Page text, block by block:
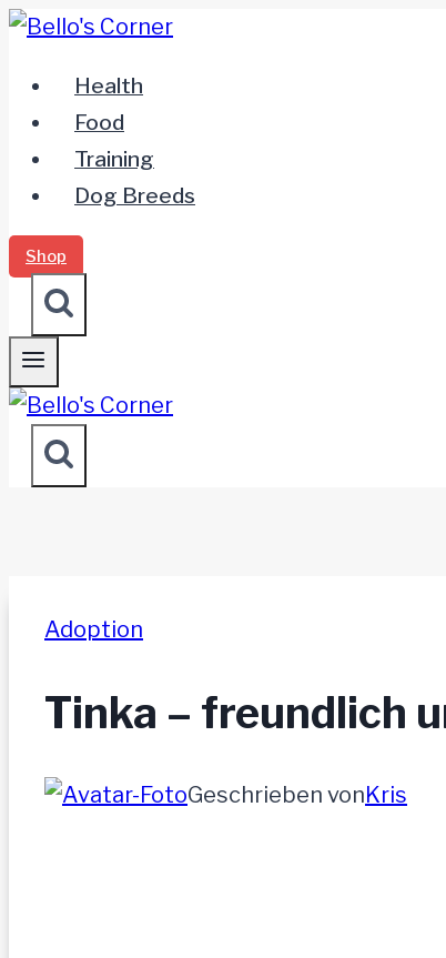
Zum
springenHealth
Food
Training
Dog Breeds
Shop
Adoption
Tinka – freundlich
Geschrieben vonKris